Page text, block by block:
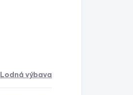
Lodná výbava